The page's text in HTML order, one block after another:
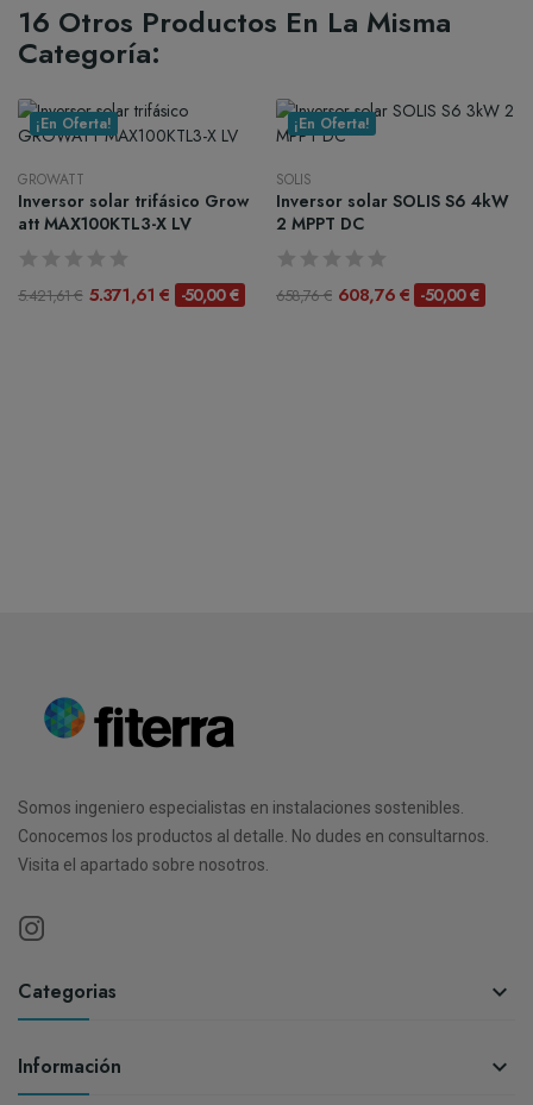
16 Otros Productos En La Misma
Categoría:
¡En Oferta!
GROWATT
Inversor solar trifásico Grow
att MAX100KTL3-X LV
5.421,61 € 5.371,61 € -50,00 €
¡En Oferta!
SOLIS
Inversor solar SOLIS S6 4kW
2 MPPT DC
658,76 € 608,76 € -50,00 €
Somos ingeniero especialistas en instalaciones sostenibles.
Conocemos los productos al detalle. No dudes en consultarnos.
Visita el apartado sobre nosotros.
Categorias 
Información 